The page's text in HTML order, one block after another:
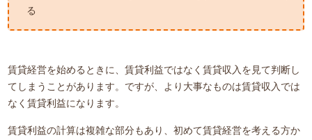
る
賃貸経営を始めるときに、賃貸利益ではなく賃貸収入を見て判断し
てしまうことがあります。ですが、より大事なものは賃貸収入では
なく賃貸利益になります。
賃貸利益の計算は複雑な部分もあり、初めて賃貸経営を考える方か